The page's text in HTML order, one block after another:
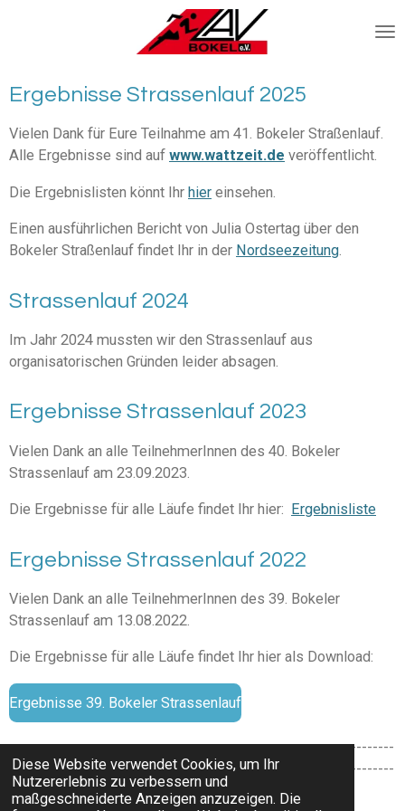
Diese Website verwendet Cookies, um Ihr
Nutzererlebnis zu verbessern und
maßgeschneiderte Anzeigen anzuzeigen. Die
Ergebnisse Strassenlauf 2025
Vielen Dank für Eure Teilnahme am 41. Bokeler Straßenlauf.
Alle Ergebnisse sind auf www.wattzeit.de veröffentlicht.
Die Ergebnislisten könnt Ihr hier einsehen.
Einen ausführlichen Bericht von Julia Ostertag über den
Bokeler Straßenlauf findet Ihr in der Nordseezeitung.
Strassenlauf 2024
Im Jahr 2024 mussten wir den Strassenlauf aus
organisatorischen Gründen leider absagen.
Ergebnisse Strassenlauf 2023
Vielen Dank an alle TeilnehmerInnen des 40. Bokeler
Strassenlauf am 23.09.2023.
Die Ergebnisse für alle Läufe findet Ihr hier: Ergebnisliste
Ergebnisse Strassenlauf 2022
Vielen Dank an alle TeilnehmerInnen des 39. Bokeler
Strassenlauf am 13.08.2022.
Die Ergebnisse für alle Läufe findet Ihr hier als Download:
Ergebnisse 39. Bokeler Strassenlauf
-----------------------------------------------------------------------
-----------------------------------------------------------------------
----------------------------------------------------------